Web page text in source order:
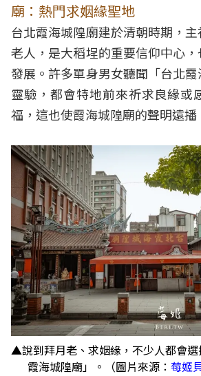
廟：熱門求姻緣聖地
台北霞海城隍廟建於清朝時期，
老人，是大稻埕的重要信仰中心
發展。許多單身男女聽聞「台北
靈驗，都會特地前來祈求良緣或
福，這也使霞海城隍廟的聲明遠播
▲說到拜月老、求姻緣，不少人都會
霞海城隍廟」。（圖片來源： 莓姬